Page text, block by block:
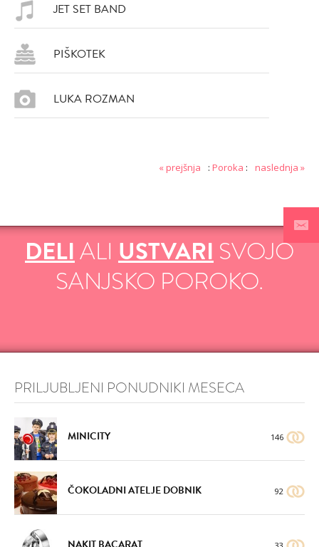
DODAJ
DODAJ
VŠEČNO (355)
DODAJ
VŠEČNO (358)
VŠEČNO (359) VŠEČNO (363)
JET SET BAND
PIŠKOTEK
LUKA ROZMAN
« prejšnja : Poroka : naslednja »
DELIALI USTVARISVOJO
SANJSKO POROKO.
PRILJUBLJENI PONUDNIKI MESECA
MINICITY 146
ČOKOLADNI ATELJE DOBNIK 92